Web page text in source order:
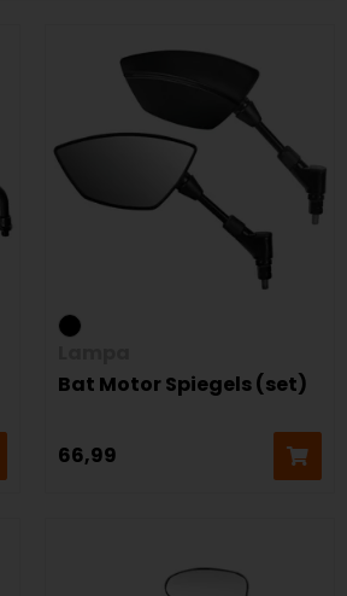
Bat Motor Spiegels (set)
66,99